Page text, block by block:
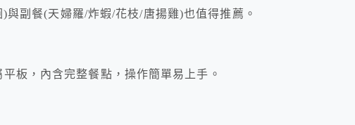
與副餐(天婦羅/炸蝦/花枝/唐揚雞)也值得推薦。
板，內含完整餐點，操作簡單易上手。